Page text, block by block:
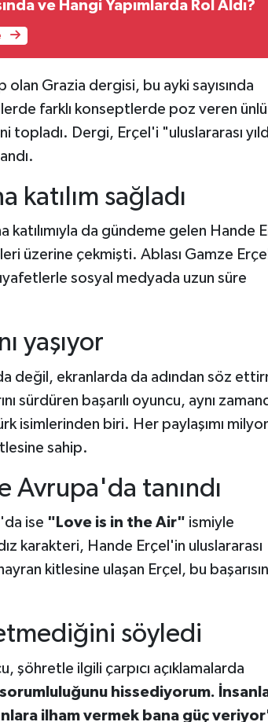
ve Hangi Yapımlarda Rol Aldı?
Grazia dergisi, bu ayki sayısında
farklı konseptlerde poz veren ünlü
Dergi, Erçel'i "uluslararası
katılım sağladı
katılımıyla da gündeme gelen Hande
üzerine çekmişti. Ablası Gamze
sosyal medyada uzun süre
yaşıyor
değil, ekranlarda da adından söz
sürdüren başarılı oyuncu, aynı
isimlerinden biri. Her paylaşımı
sahip.
Avrupa'da tanındı
ise "Love is in the Air" ismiyle
karakteri, Hande Erçel'in uluslararası
kitlesine ulaşan Erçel, bu
söyledi
ilgili çarpıcı açıklamalarda
hissediyorum.
ilham vermek bana güç